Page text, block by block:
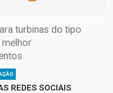
turbinas do tipo
melhor
REDES SOCIAIS